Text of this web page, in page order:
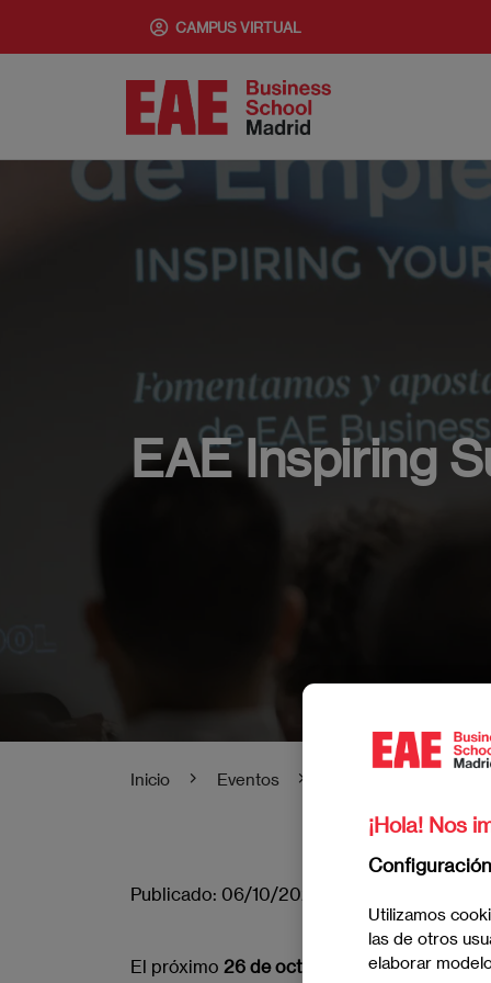
CAMPUS VIRTUAL
EAE Inspiring
Inicio Eventos
Publicado: 06/10/2023
El próximo 26 de octubre ll ega elEAE
¡Hola! Nos
Utilizamos
las de otros
elaborar